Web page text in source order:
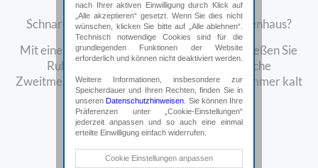
Um die Wette warten bei Ärzt:innen?
Schnarchende Bettnachbar:innen im Krankenhaus?
Mit einer privaten Krankenversicherung genießen Sie
Ruhe im Einbettzimmer, holen sich ärztliche
Zweitmeinungen, bleibt Ihr Sessel im Wartezimmer kalt
und vieles mehr.
Online abschließen*
nach Ihrer aktiven Einwilligung durch Klick auf
„Alle akzeptieren“ gesetzt. Wenn Sie dies nicht
wünschen, klicken Sie bitte auf „Alle ablehnen“.
Technisch notwendige Cookies sind für die
grundlegenden Funktionen der Website
erforderlich und können nicht deaktiviert werden.
Weitere Informationen, insbesondere zur
Speicherdauer und Ihren Rechten, finden Sie in
unserenDatenschutzhinweisen . Sie können Ihre
Präferenzen unter „Cookie-Einstellungen“
jederzeit anpassen und so auch eine einmal
erteilte Einwilligung einfach widerrufen.
Technische Cookies
Cookie Einstellungen anpassen